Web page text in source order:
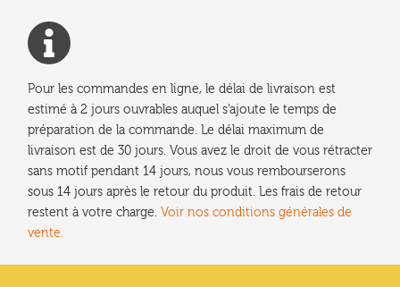
Pour les commandes en ligne, le délai de livraison est
estimé à 2 jours ouvrables auquel s'ajoute le temps de
préparation de la commande. Le délai maximum de
livraison est de 30 jours. Vous avez le droit de vous rétracter
sans motif pendant 14 jours, nous vous rembourserons
sous 14 jours après le retour du produit. Les frais de retour
restent à votre charge. Voir nos conditions générales de
vente.